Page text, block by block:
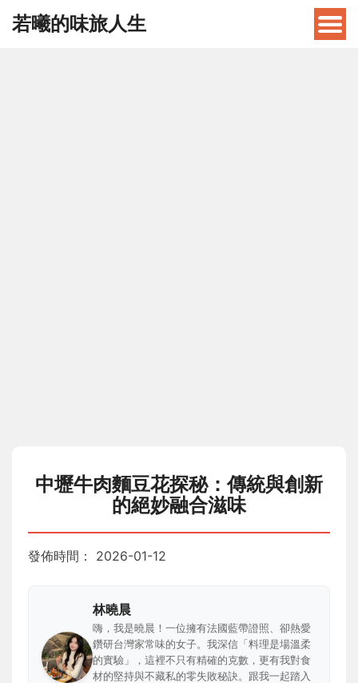
若曦的味旅人生
中壢牛肉麵豆花探秘：傳統與創新
的絕妙融合滋味
發佈時間： 2026-01-12
林曉晨
嗨，我是曉晨！一位擁有法國藍帶證照、卻熱愛
鑽研台灣家常味的女子。我深信「料理是場溫柔
的實驗」，這裡不只有精確的克數，更有我對食
材的堅持與不藏私的零失敗秘訣。跟我一起踏入